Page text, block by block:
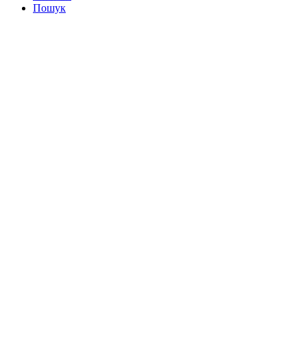
Пошук